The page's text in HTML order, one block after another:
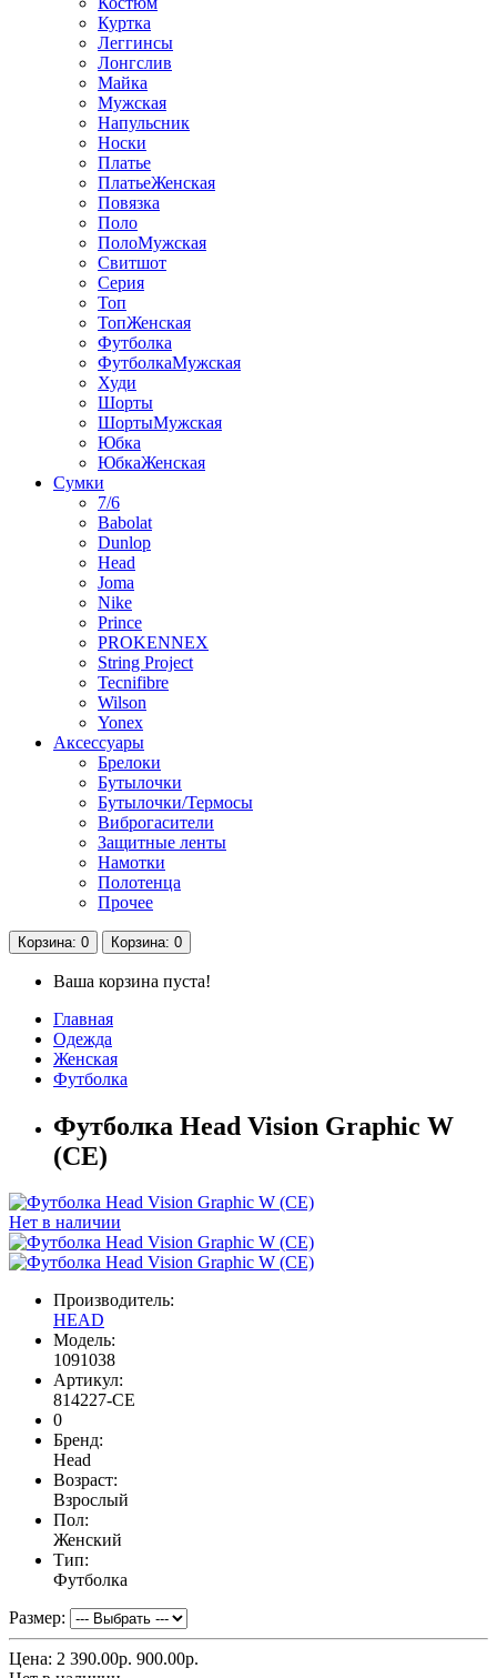
Куртка
Леггинсы
Лонгслив
Майка
Мужская
Напульсник
Носки
Платье
ПлатьеЖенская
Повязка
Поло
ПолоМужская
Свитшот
Серия
Топ
ТопЖенская
Футболка
ФутболкаМужская
Худи
Шорты
ШортыМужская
Юбка
ЮбкаЖенская
Сумки
7/6
Babolat
Dunlop
Head
Joma
Nike
Prince
PROKENNEX
String Project
Tecnifibre
Wilson
Yonex
Аксессуары
Брелоки
Бутылочки
Бутылочки/Термосы
Виброгасители
Защитные ленты
Намотки
Полотенца
Прочее
Корзина: 0 Корзина: 0
Ваша корзина пуста!
Главная
Одежда
Женская
Футболка
Футболка Head Vision Graphic W
(CE)
Нет в наличии
Производитель:
HEAD
Модель:
1091038
Артикул:
814227-CE
0
Бренд:
Head
Возраст:
Взрослый
Пол:
Женский
Тип:
Футболка
Размер:
Цена: 2 390.00р. 900.00р.